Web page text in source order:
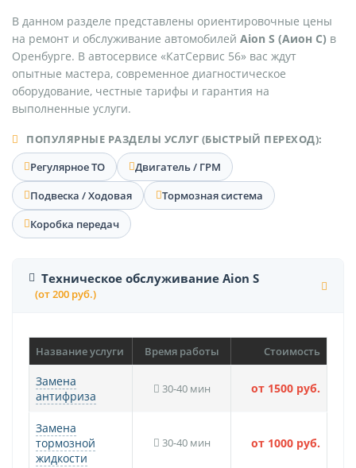
В данном разделе представлены ориентировочные цены
на ремонт и обслуживание автомобилей Aion S (Аион С) в
Оренбурге. В автосервисе «КатСервис 56» вас ждут
опытные мастера, современное диагностическое
оборудование, честные тарифы и гарантия на
выполненные услуги.
ПОПУЛЯРНЫЕ РАЗДЕЛЫ УСЛУГ (БЫСТРЫЙ ПЕРЕХОД):
Регулярное ТО
Двигатель / ГРМ
Подвеска / Ходовая
Тормозная система
Коробка передач
Техническое обслуживание Aion S
(от 200 руб.)
Название услуги Время работы Стоимость
Замена
антифриза
30-40 мин от 1500 руб.
Замена
тормозной
жидкости
30-40 мин от 1000 руб.